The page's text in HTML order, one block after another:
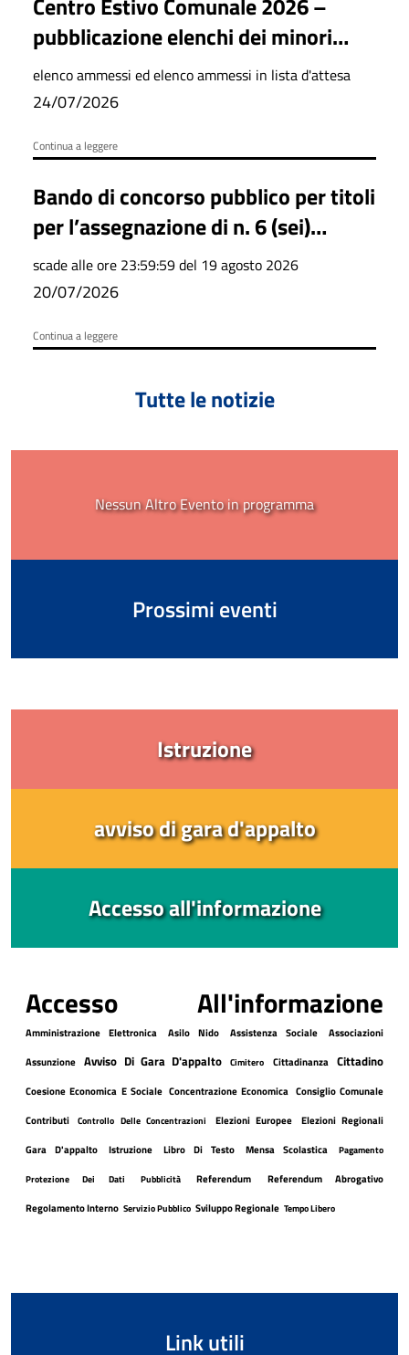
pubblicazione elenchi dei minori
ammessi e della lista d’attesa
elenco ammessi ed elenco ammessi in lista d'attesa
24/07/2026
Continua a leggere
Bando di concorso pubblico per titoli
per l’assegnazione di n. 6 (sei)
autorizzazioni per lo svolgimento
del servizio di noleggio con
autovettura
scade alle ore 23:59:59 del 19 agosto 2026
20/07/2026
Continua a leggere
Tutte le notizie
Nessun Altro Evento in programma
Prossimi eventi
Istruzione
avviso di gara d'appalto
Accesso all'informazione
Accesso All'informazione
Amministrazione Elettronica Asilo Nido Assistenza Sociale
Associazioni
Assunzione Avviso Di Gara D'appalto Cimitero Cittadinanza Cittadino
Coesione Economica E Sociale Concentrazione Economica Consiglio Comunale
Contributi
Controllo Delle Concentrazioni Elezioni Europee
Elezioni Regionali
Gara D'appalto
Istruzione Libro Di Testo Mensa Scolastica Pagamento
Protezione Dei Dati Pubblicità Referendum
Referendum Abrogativo
Regolamento Interno Servizio Pubblico Sviluppo Regionale Tempo Libero
Link utili